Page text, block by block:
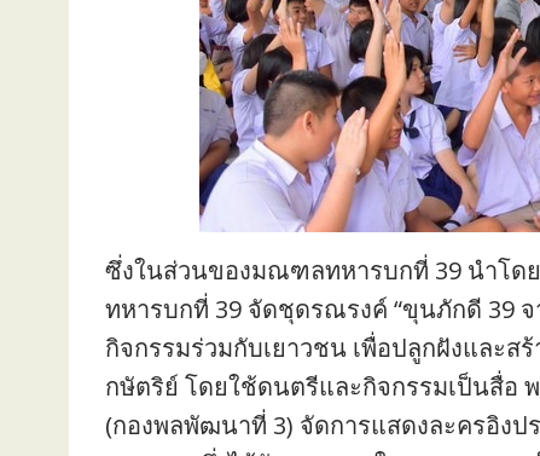
ซึ่งในส่วนของมณฑลทหารบกที่ 39 นำโ
ทหารบกที่ 39 จัดชุดรณรงค์ “ขุนภักดี 39
กิจกรรมร่วมกับเยาวชน เพื่อปลูกฝังและ
กษัตริย์ โดยใช้ดนตรีและกิจกรรมเป็นสื่อ
(กองพลพัฒนาที่ 3) จัดการแสดงละครอิงป